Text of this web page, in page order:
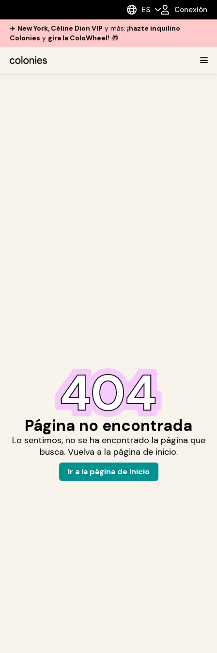
ES Conexión
✈️ New York, Céline Dion VIP y más: ¡hazte inquilino
Colonies y gira la ColoWheel! 🎁
Página no encontrada
Lo sentimos, no se ha encontrado la página que
busca. Vuelva a la página de inicio.
Ir a la página de inicio